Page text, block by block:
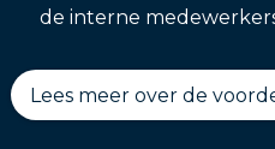
de interne
Lees meer over de